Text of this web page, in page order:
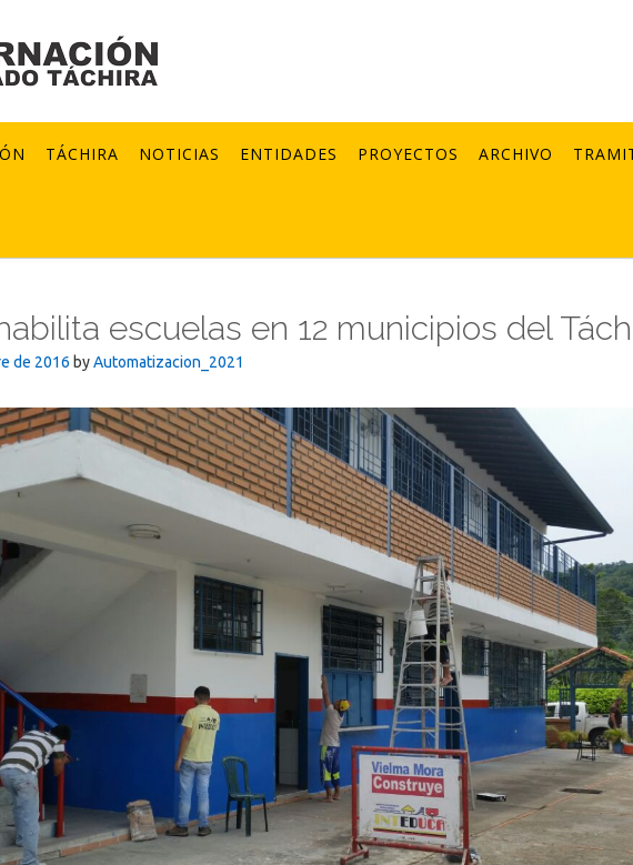
TÁCHIRA NOTICIAS ENTIDADES PROYECTOS ARCHIVO
escuelas en 12 municipios del
de 2016 byAutomatizacion_2021